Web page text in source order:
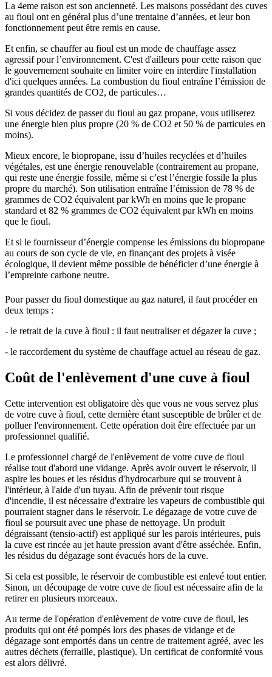
La 4eme raison est son ancienneté. Les maisons possédant des cuves
au fioul ont en général plus d’une trentaine d’années, et leur bon
fonctionnement peut être remis en cause.
Et enfin, se chauffer au fioul est un mode de chauffage assez
agressif pour l’environnement. C'est d'ailleurs pour cette raison que
le gouvernement souhaite en limiter voire en interdire l'installation
d'ici quelques années. La combustion du fioul entraîne l’émission de
grandes quantités de CO2, de particules…
Si vous décidez de passer du fioul au gaz propane, vous utiliserez
une énergie bien plus propre (20 % de CO2 et 50 % de particules en
moins).
Mieux encore, le biopropane, issu d’huiles recyclées et d’huiles
végétales, est une énergie renouvelable (contrairement au propane,
qui reste une énergie fossile, même si c’est l’énergie fossile la plus
propre du marché). Son utilisation entraîne l’émission de 78 % de
grammes de CO2 équivalent par kWh en moins que le propane
standard et 82 % grammes de CO2 équivalent par kWh en moins
que le fioul.
Et si le fournisseur d’énergie compense les émissions du biopropane
au cours de son cycle de vie, en finançant des projets à visée
écologique, il devient même possible de bénéficier d’une énergie à
l’empreinte carbone neutre.
Pour passer du fioul domestique au gaz naturel, il faut procéder en
deux temps :
- le retrait de la cuve à fioul : il faut neutraliser et dégazer la cuve ;
- le raccordement du système de chauffage actuel au réseau de gaz.
Coût de l'enlèvement d'une cuve à fioul
Cette intervention est obligatoire dès que vous ne vous servez plus
de votre cuve à fioul, cette dernière étant susceptible de brûler et de
polluer l'environnement. Cette opération doit être effectuée par un
professionnel qualifié.
Le professionnel chargé de l'enlèvement de votre cuve de fioul
réalise tout d'abord une vidange. Après avoir ouvert le réservoir, il
aspire les boues et les résidus d'hydrocarbure qui se trouvent à
l'intérieur, à l'aide d'un tuyau. Afin de prévenir tout risque
d'incendie, il est nécessaire d'extraire les vapeurs de combustible qui
pourraient stagner dans le réservoir. Le dégazage de votre cuve de
fioul se poursuit avec une phase de nettoyage. Un produit
dégraissant (tensio-actif) est appliqué sur les parois intérieures, puis
la cuve est rincée au jet haute pression avant d'être asséchée. Enfin,
les résidus du dégazage sont évacués hors de la cuve.
Si cela est possible, le réservoir de combustible est enlevé tout entier.
Sinon, un découpage de votre cuve de fioul est nécessaire afin de la
retirer en plusieurs morceaux.
Au terme de l'opération d'enlèvement de votre cuve de fioul, les
produits qui ont été pompés lors des phases de vidange et de
dégazage sont emportés dans un centre de traitement agréé, avec les
autres déchets (ferraille, plastique). Un certificat de conformité vous
est alors délivré.